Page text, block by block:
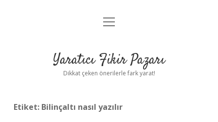
Anasayfa
Yasal Uyarı
menüyü
Yaratıcı Fikir Pazarı
Dikkat çeken önerilerle fark yarat!
Etiket: Bilinçaltı nasıl yazılır